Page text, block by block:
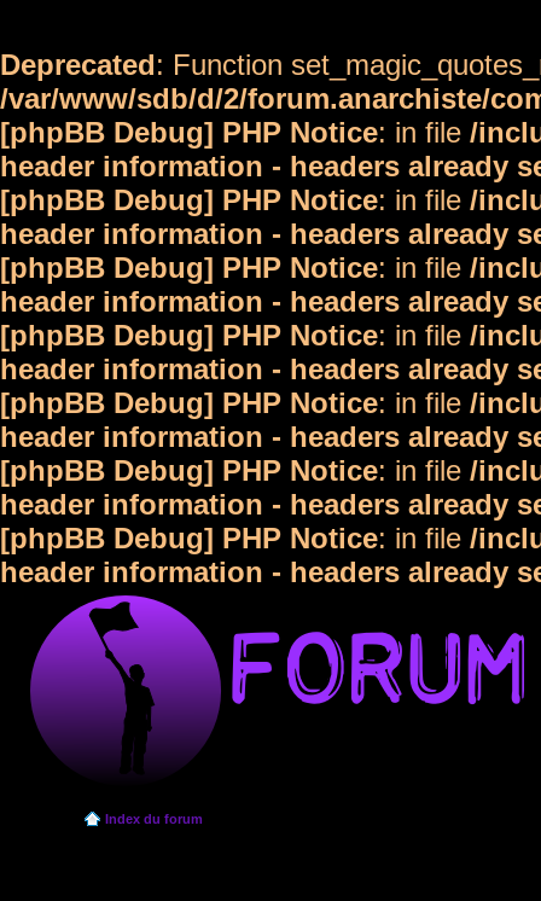
Deprecated: Function
/var/www/sdb/d/2/forum.anarchiste/
[phpBB Debug] PHP Notice: in file /
header information - headers already
[phpBB Debug] PHP Notice: in file /
header information - headers already
[phpBB Debug] PHP Notice: in file /
header information - headers already
[phpBB Debug] PHP Notice: in file /
header information - headers already
[phpBB Debug] PHP Notice: in file /
header information - headers already
[phpBB Debug] PHP Notice: in file /
header information - headers already
[phpBB Debug] PHP Notice: in file /
header information - headers already
Index du forum